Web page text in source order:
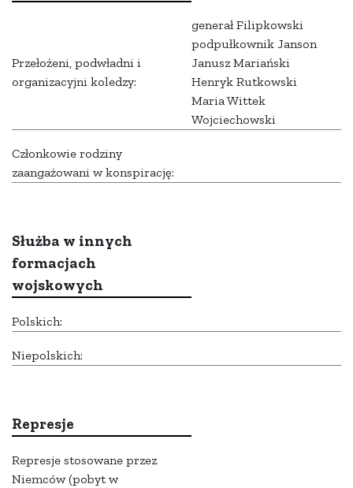
Przełożeni, podwładni i
organizacyjni koledzy:
generał Filipkowski
podpułkownik Janson
Janusz Mariański
Henryk Rutkowski
Maria Wittek
Wojciechowski
Członkowie rodziny
zaangażowani w konspirację:
Służba w innych
formacjach
wojskowych
Polskich:
Niepolskich:
Represje
Represje stosowane przez
Niemców (pobyt w